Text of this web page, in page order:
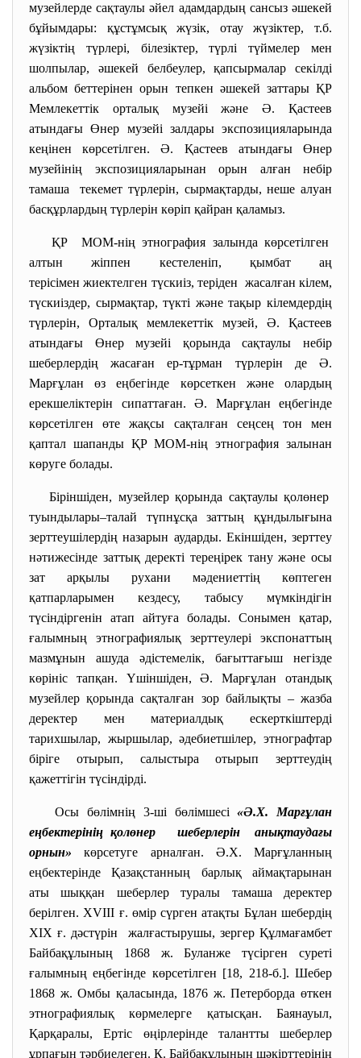
музейлерде сақтаулы әйел адамдардың сансыз әшекей
бұйымдары: құстұмсық жүзік, отау жүзіктер, т.б.
жүзіктің түрлері, білезіктер, түрлі түймелер мен
шолпылар, әшекей белбеулер, қапсырмалар секілді
альбом беттерінен орын тепкен әшекей заттары ҚР
Мемлекеттік орталық музейі және Ә. Қастеев
атындағы Өнер музейі залдары экспозицияларында
кеңінен көрсетілген. Ә. Қастеев атындағы Өнер
музейінің экспозицияларынан орын алған небір
тамаша текемет түрлерін, сырмақтарды, неше алуан
басқұрлардың түрлерін көріп қайран қаламыз.
ҚР МОМ-нің этнография залында көрсетілген
алтын жіппен кестеленіп, қымбат аң
терісімен жиектелген түскиіз, теріден жасалған кілем,
түскиіздер, сырмақтар, түкті және тақыр кілемдердің
түрлерін, Орталық мемлекеттік музей, Ә. Қастеев
атындағы Өнер музейі қорында сақтаулы небір
шеберлердің жасаған ер-тұрман түрлерін де Ә.
Марғұлан өз еңбегінде көрсеткен және олардың
ерекшеліктерін сипаттаған. Ә. Марғұлан еңбегінде
көрсетілген өте жақсы сақталған сеңсең тон мен
қаптал шапанды ҚР МОМ-нің этнография залынан
көруге болады.
Біріншіден, музейлер қорында сақтаулы қолөнер
туындылары–талай түпнұсқа заттың құндылығына
зерттеушілердің назарын аударды. Екіншіден, зерттеу
нәтижесінде заттық деректі тереңірек тану және осы
зат арқылы рухани мәдениеттің көптеген
қатпарларымен кездесу, табысу мүмкіндігін
түсіндіргенін атап айтуға болады. Сонымен қатар,
ғалымның этнографиялық зерттеулері экспонаттың
мазмұнын ашуда әдістемелік, бағыттағыш негізде
көрініс тапқан. Үшіншіден, Ә. Марғұлан отандық
музейлер қорында сақталған зор байлықты – жазба
деректер мен материалдық ескерткіштерді
тарихшылар, жыршылар, әдебиетшілер, этнографтар
біріге отырып, салыстыра отырып зерттеудің
қажеттігін түсіндірді.
Осы бөлімнің 3-ші бөлімшесі«Ә.Х. Марғұлан
еңбектерінің қолөнер шеберлерін анықтаудағы
орнын»
көрсетуге арналған. Ә.Х. Марғұланның
еңбектерінде Қазақстанның барлық аймақтарынан
аты шыққан шеберлер туралы тамаша деректер
берілген. ХVІІІ ғ. өмір сүрген атақты Бұлан шебердің
ХІХ ғ. дәстүрін жалғастырушы, зергер Құлмағамбет
Байбақұлының 1868 ж. Буланже түсірген суреті
ғалымның еңбегінде көрсетілген [18, 218-б.]. Шебер
1868 ж. Омбы қаласында, 1876 ж. Петерборда өткен
этнографиялық көрмелерге қатысқан. Баянауыл,
Қарқаралы, Ертіс өңірлерінде талантты шеберлер
ұрпағын тәрбиелеген. Қ. Байбақұлының шәкірттерінің